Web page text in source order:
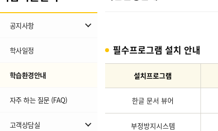
공지사항
교육원 공지
학사일정
학습환경안내
자주 하는 질문 (FAQ)
고객상담실
필수프로그램 설치 안내
설치프로그램
한글 문서 뷰어
부정방지시스템